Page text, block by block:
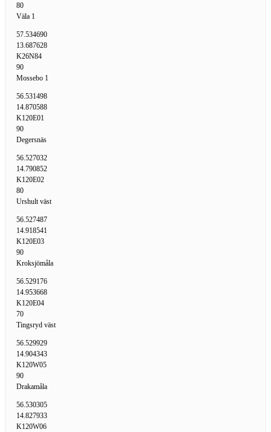
80
Väla 1
57.534690
13.687628
K26N84
90
Mossebo 1
56.531498
14.870588
K120E01
90
Degersnäs
56.527032
14.790852
K120E02
80
Urshult väst
56.527487
14.918541
K120E03
90
Kroksjömåla
56.529176
14.953668
K120E04
70
Tingsryd väst
56.529929
14.904343
K120W05
90
Drakamåla
56.530305
14.827933
K120W06